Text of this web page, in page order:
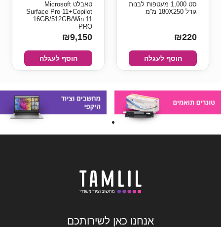
סט 1,000 מעטפות לבנות
גודל 180X250 מ”מ
₪220
הוסף לעגלה
טאבלט Microsoft
Surface Pro 11+Copilot
16GB/512GB/Win 11
PRO
₪9,150
הוסף לעגלה
אנחנו כאן לשירותכם